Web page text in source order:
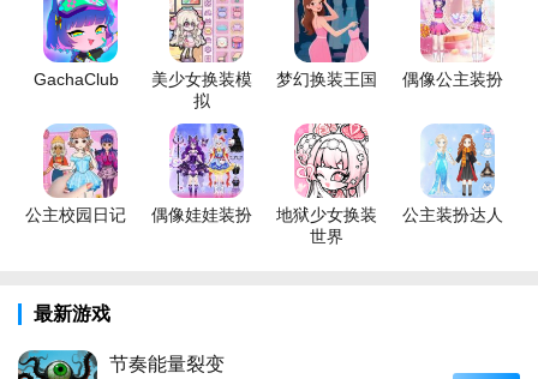
GachaClub
美少女换装模
拟
梦幻换装王国 偶像公主装扮
公主校园日记 偶像娃娃装扮
地狱少女换装
世界
公主装扮达人
最新游戏
节奏能量裂变